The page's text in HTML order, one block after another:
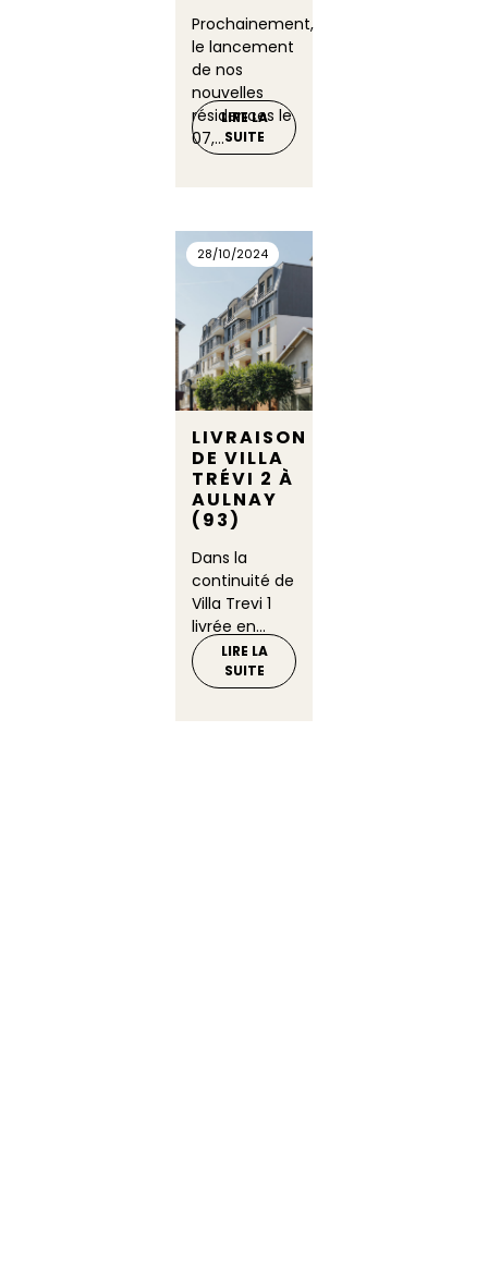
Prochainement,
le lancement
de nos
nouvelles
résidences le
07,...
LIRE LA
SUITE
28/10/2024
LIVRAISON
DE VILLA
TRÉVI 2 À
AULNAY
(93)
Dans la
continuité de
Villa Trevi 1
livrée en...
LIRE LA
SUITE